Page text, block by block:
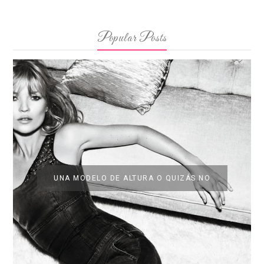
Popular Posts
UNA MODELO DE ALTURA O QUIZÁS NO